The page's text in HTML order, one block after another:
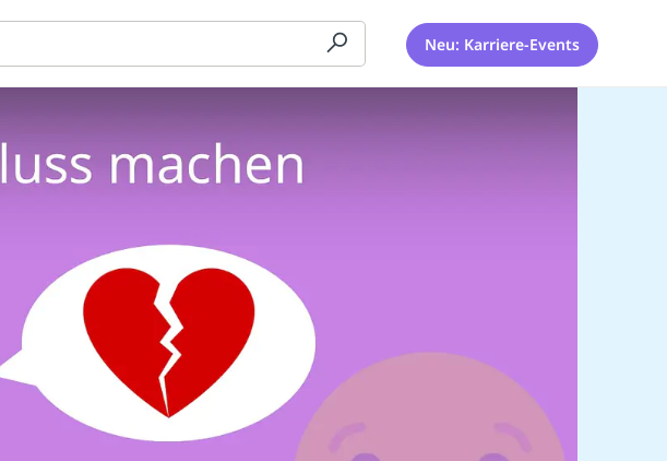
Neu: Karriere-Events